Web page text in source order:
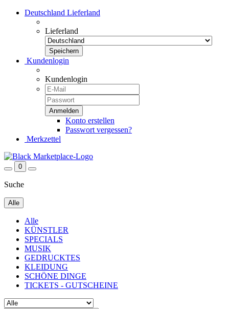
Deutschland Lieferland
Lieferland
Kundenlogin
Kundenlogin
Konto erstellen
Passwort vergessen?
Merkzettel
0
Suche
Alle
Alle
KÜNSTLER
SPECIALS
MUSIK
GEDRUCKTES
KLEIDUNG
SCHÖNE DINGE
TICKETS - GUTSCHEINE